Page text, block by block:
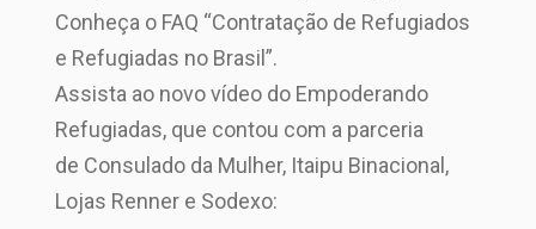
Conheça o FAQ “Contratação de Refugiados
e Refugiadas no Brasil”.
Assista ao novo vídeo do Empoderando
Refugiadas, que contou com a parceria
de Consulado da Mulher, Itaipu Binacional,
Lojas Renner e Sodexo: